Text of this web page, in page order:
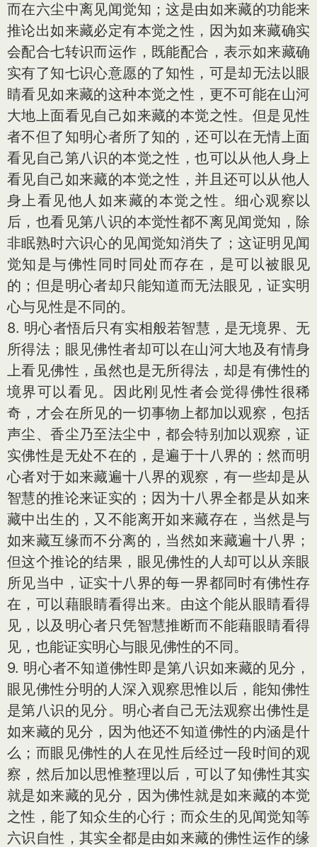
而在六尘中离见闻觉知；这是由如来藏的功能来
推论出如来藏必定有本觉之性，因为如来藏确实
会配合七转识而运作，既能配合，表示如来藏确
实有了知七识心意愿的了知性，可是却无法以眼
睛看见如来藏的这种本觉之性，更不可能在山河
大地上面看见自己如来藏的本觉之性。但是见性
者不但了知明心者所了知的，还可以在无情上面
看见自己第八识的本觉之性，也可以从他人身上
看见自己如来藏的本觉之性，并且还可以从他人
身上看见他人如来藏的本觉之性。细心观察以
后，也看见第八识的本觉性都不离见闻觉知，除
非眠熟时六识心的见闻觉知消失了；这证明见闻
觉知是与佛性同时同处而存在，是可以被眼见
的；但是明心者却只能知道而无法眼见，证实明
心与见性是不同的。
8. 明心者悟后只有实相般若智慧，是无境界、无
所得法；眼见佛性者却可以在山河大地及有情身
上看见佛性，虽然也是无所得法，却是有佛性的
境界可以看见。因此刚见性者会觉得佛性很稀
奇，才会在所见的一切事物上都加以观察，包括
声尘、香尘乃至法尘中，都会特别加以观察，证
实佛性是无处不在的，是遍于十八界的；然而明
心者对于如来藏遍十八界的观察，有一些却是从
智慧的推论来证实的；因为十八界全都是从如来
藏中出生的，又不能离开如来藏存在，当然是与
如来藏互缘而不分离的，当然如来藏遍十八界；
但这个推论的结果，眼见佛性的人却可以从亲眼
所见当中，证实十八界的每一界都同时有佛性存
在，可以藉眼睛看得出来。由这个能从眼睛看得
见，以及明心者只凭智慧推断而不能藉眼睛看得
见，也能证实明心与眼见佛性的不同。
9. 明心者不知道佛性即是第八识如来藏的见分，
眼见佛性分明的人深入观察思惟以后，能知佛性
是第八识的见分。明心者自己无法观察出佛性是
如来藏的见分，因为他还不知道佛性的内涵是什
么；而眼见佛性的人在见性后经过一段时间的观
察，然后加以思惟整理以后，可以了知佛性其实
就是如来藏的见分，因为佛性就是如来藏的本觉
之性，能了知众生的心行；而众生的见闻觉知等
六识自性，其实全都是由如来藏的佛性运作的缘